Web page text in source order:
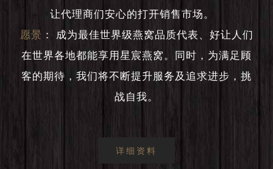
让代理商们安心的打开销售市场。
愿景 ：
成为最佳世界级燕窝品质代表、好让人们
在世界各地都能享用星宸燕窝。同时，为满足顾
客的期待，我们将不断提升服务及追求进步，挑
战自我。
详细资料